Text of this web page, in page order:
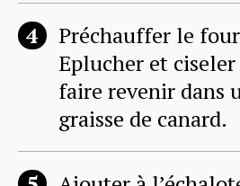
Préchauffer le
Eplucher et
faire revenir dans
graisse de canard.